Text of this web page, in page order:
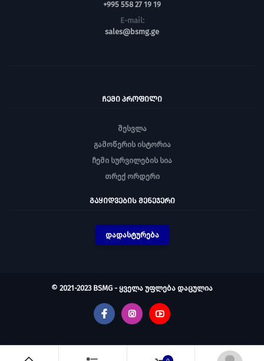
+995 558 27 19 19
E-mail:
sales@bsmg.ge
ᲩᲔᲛᲘ ᲞᲠᲝᲤᲘᲚᲘ
შესვლა
გამოწერის ისტორია
ჩემი სურვილების სია
თრექ ორდერი
ᲒᲐᲧᲘᲓᲕᲔᲑᲘᲡ ᲛᲔᲜᲔᲯᲔᲠᲘ
დადასტურება
© 2021-2023 BSMG - ყველა უფლება დაცულია